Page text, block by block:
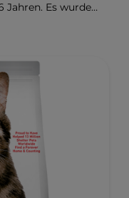
Jahren. Es wurde